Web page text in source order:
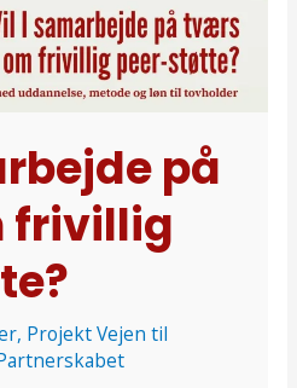
på
frivillig
, Projekt Vejen til